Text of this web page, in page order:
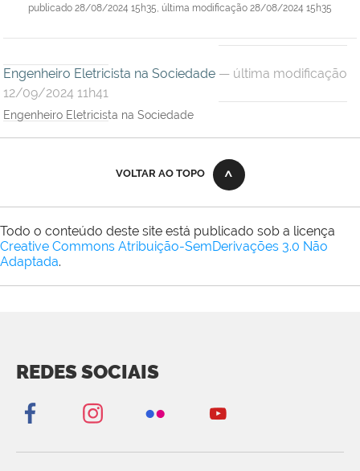
publicado 28/08/2024 15h35, última modificação 28/08/2024 15h35
Engenheiro Eletricista na Sociedade — última modificação
12/09/2024 11h41
Engenheiro Eletricista na Sociedade
VOLTAR AO TOPO
Todo o conteúdo deste site está publicado sob a licença
Creative Commons Atribuição-SemDerivações 3.0 Não
Adaptada.
REDES SOCIAIS